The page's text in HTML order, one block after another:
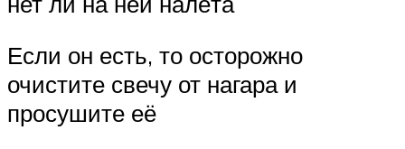
Если он есть, то осторожно
очистите свечу от нагара и
просушите её